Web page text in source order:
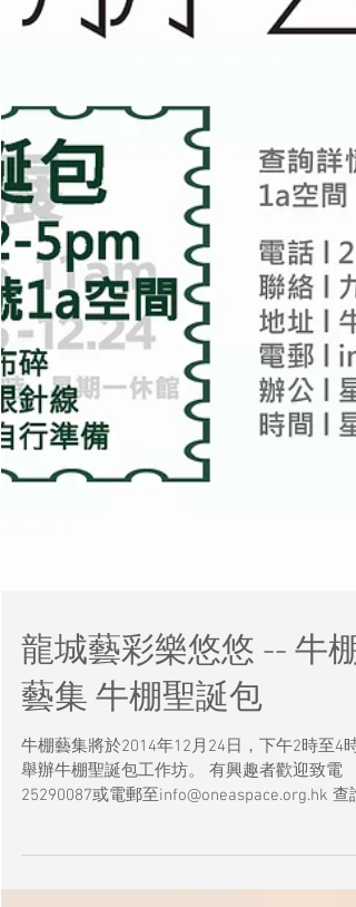
龍城藝彩樂悠悠 -- 牛棚
藝集 牛棚聖誕包
牛棚藝集將於2014年12月24日，下午2時至4時
25290087或電郵至info@oneaspace.org.hk 查詢